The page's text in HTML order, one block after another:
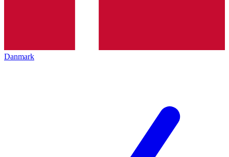
Danmark